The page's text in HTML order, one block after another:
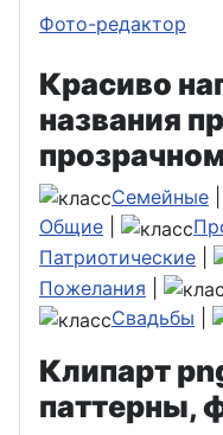
Фото-редактор
Красиво
названия
Семейные
Общие
Патриотические
Пожелания
Свадьбы
Клипарт
паттерны,